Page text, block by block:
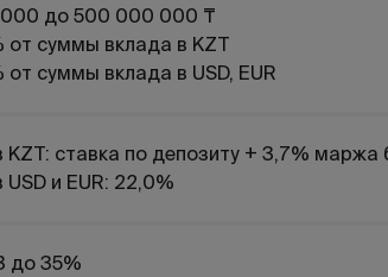
до 500 000 000 ₸
от суммы вклада в KZT
суммы вклада в USD, EUR
KZT: ставка по депозиту + 3,7% маржа
USD и EUR: 22,0%
до 35%